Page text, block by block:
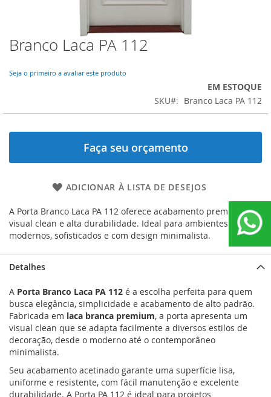
Branco Laca PA 112
Seja o primeiro a avaliar este produto
EM ESTOQUE
SKU
Branco Laca PA 112
Faça seu orçamento
ADICIONAR À LISTA DE DESEJOS
A Porta Branco Laca PA 112 oferece acabamento premium,
visual clean e alta durabilidade. Ideal para ambientes
modernos, sofisticados e com design minimalista.
Saltar
para
início
de
Detalhes
A Porta Branco Laca PA 112 é a escolha perfeita para quem
busca elegância, simplicidade e acabamento de alto padrão.
Fabricada em laca branca premium, a porta apresenta um
visual clean que se adapta facilmente a diversos estilos de
decoração, desde o moderno até o contemporâneo
minimalista.
Seu acabamento acetinado garante uma superfície lisa,
uniforme e resistente, com fácil manutenção e excelente
durabilidade. A Porta PA 112 é ideal para projetos